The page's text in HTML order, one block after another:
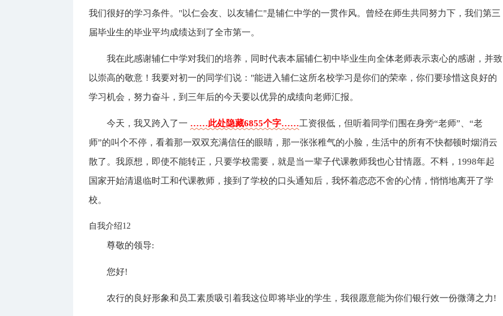
我们很好的学习条件。"以仁会友、以友辅仁"是辅仁中学的一贯作风。曾经在师生共同努力下，我们第三
届毕业生的毕业平均成绩达到了全市第一。
我在此感谢辅仁中学对我们的培养，同时代表本届辅仁初中毕业生向全体老师表示衷心的感谢，并致
以崇高的敬意！我要对初一的同学们说："能进入辅仁这所名校学习是你们的荣幸，你们要珍惜这良好的
学习机会，努力奋斗，到三年后的今天要以优异的成绩向老师汇报。
今天，我又跨入了一 ……此处隐藏6855个字……工资很低，但听着同学们围在身旁“老师”、“老
师”的叫个不停，看着那一双双充满信任的眼睛，那一张张稚气的小脸，生活中的所有不快都顿时烟消云
散了。我原想，即使不能转正，只要学校需要，就是当一辈子代课教师我也心甘情愿。不料，1998年起
国家开始清退临时工和代课教师，接到了学校的口头通知后，我怀着恋恋不舍的心情，悄悄地离开了学
校。
自我介绍12
尊敬的领导:
您好!
农行的良好形象和员工素质吸引着我这位即将毕业的学生，我很愿意能为你们银行效一份微薄之力!